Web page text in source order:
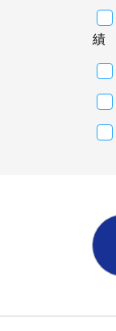
績